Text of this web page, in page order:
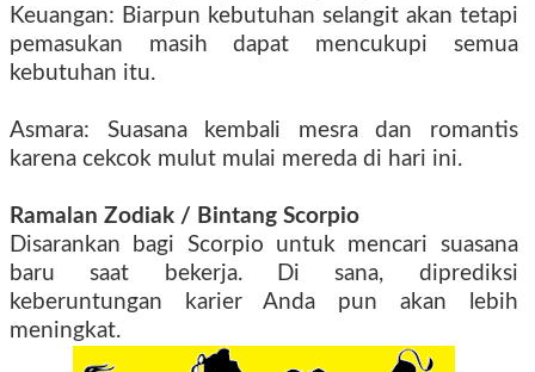
Keuangan: Biarpun kebutuhan selangit akan tetapi
pemasukan masih dapat mencukupi semua
kebutuhan itu.
Asmara: Suasana kembali mesra dan romantis
karena cekcok mulut mulai mereda di hari ini.
Ramalan Zodiak / Bintang Scorpio
Disarankan bagi Scorpio untuk mencari suasana
baru saat bekerja. Di sana, diprediksi
keberuntungan karier Anda pun akan lebih
meningkat.